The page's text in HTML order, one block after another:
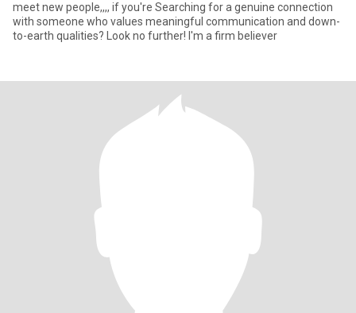
meet new people,,,, if you're Searching for a genuine connection
with someone who values meaningful communication and down-
to-earth qualities? Look no further! I'm a firm believer